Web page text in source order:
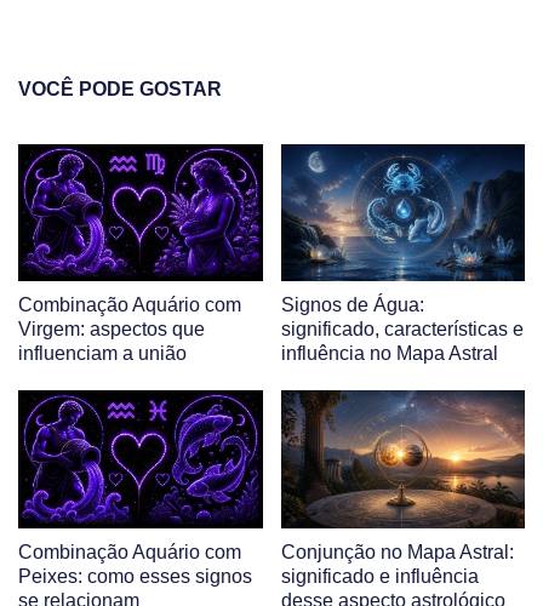
VOCÊ PODE GOSTAR
Combinação Aquário com
Virgem: aspectos que
influenciam a união
Signos de Água:
significado, características e
influência no Mapa Astral
Combinação Aquário com
Peixes: como esses signos
se relacionam
Conjunção no Mapa Astral:
significado e influência
desse aspecto astrológico